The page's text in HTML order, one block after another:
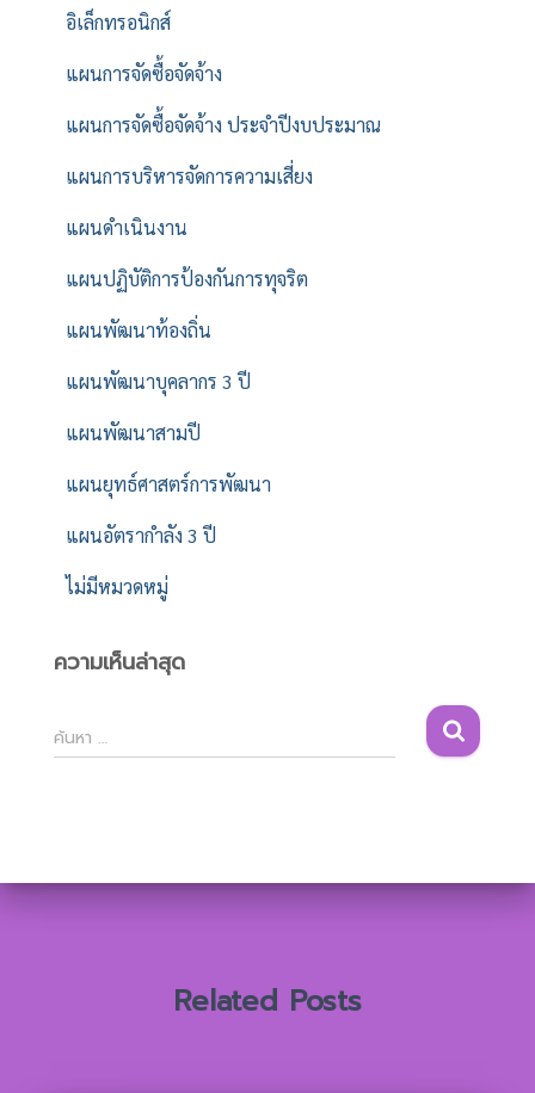
อิเล็กทรอนิกส์
แผนการจัดซื้อจัดจ้าง
แผนการจัดซื้อจัดจ้าง ประจำปีงบประมาณ
แผนการบริหารจัดการความเสี่ยง
แผนดำเนินงาน
แผนปฏิบัติการป้องกันการทุจริต
แผนพัฒนาท้องถิ่น
แผนพัฒนาบุคลากร 3 ปี
แผนพัฒนาสามปี
แผนยุทธ์ศาสตร์การพัฒนา
แผนอัตรากำลัง 3 ปี
ไม่มีหมวดหมู่
ความเห็นล่าสุด
ค้
น
ห
ค้นหา …
Related Posts